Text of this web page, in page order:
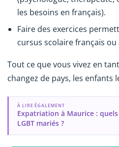
les besoins en français).
Faire des exercices
cursus scolaire français ou
Tout ce que vous vivez en
changez de pays, les enfants
À LIRE ÉGALEMENT
Expatriation à Maurice :
LGBT mariés ?